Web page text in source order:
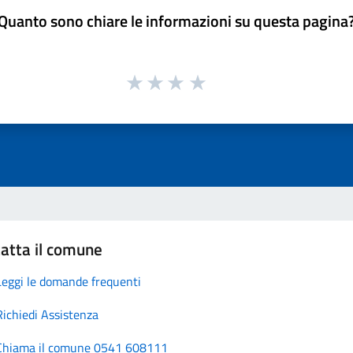
sono chiare le informazioni su questa
il comune
le domande frequenti
Assistenza
il comune 0541 608111